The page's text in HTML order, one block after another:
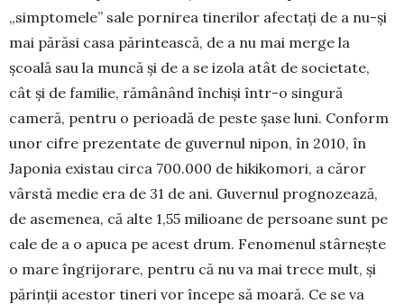
„simptomele” sale pornirea tine­rilor afectați de a nu-și
mai părăsi casa părintească, de a nu mai merge la
școală sau la muncă și de a se izola atât de societate,
cât și de familie, rămânând închiși într-o singură
cameră, pentru o perioadă de peste șase luni. Conform
unor cifre prezentate de gu­vernul nipon, în 2010, în
Japonia existau circa 700.000 de hikikomori, a căror
vârstă medie era de 31 de ani. Guvernul prognozează,
de asemenea, că alte 1,55 milioane de persoane sunt pe
cale de a o apuca pe acest drum. Fenomenul stârnește
o mare îngrijorare, pentru că nu va mai trece mult, și
părinții acestor tineri vor începe să moară. Ce se va